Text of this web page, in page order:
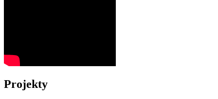
Projekty